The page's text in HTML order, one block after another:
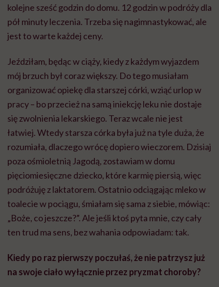
kolejne sześć godzin do domu. 12 godzin w podróży dla
pół minuty leczenia. Trzeba się nagimnastykować, ale
jest to warte każdej ceny.
Jeździłam, będąc w ciąży, kiedy z każdym wyjazdem
mój brzuch był coraz większy. Do tego musiałam
organizować opiekę dla starszej córki, wziąć urlop w
pracy – bo przecież na samą iniekcję leku nie dostaje
się zwolnienia lekarskiego. Teraz wcale nie jest
łatwiej. Wtedy starsza córka była już na tyle duża, że
rozumiała, dlaczego wrócę dopiero wieczorem. Dzisiaj
poza ośmioletnią Jagodą, zostawiam w domu
pięciomiesięczne dziecko, które karmię piersią, więc
podróżuję z laktatorem. Ostatnio odciągając mleko w
toalecie w pociągu, śmiałam się sama z siebie, mówiąc:
„Boże, co jeszcze?”. Ale jeśli ktoś pyta mnie, czy cały
ten trud ma sens, bez wahania odpowiadam: tak.
Kiedy po raz pierwszy poczułaś, że nie patrzysz już
na swoje ciało wyłącznie przez pryzmat choroby?